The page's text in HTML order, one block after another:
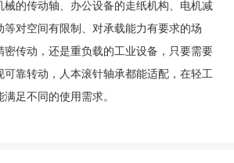
械的传动轴、办公设备的走纸机构、电机减
对空间有限制、对承载能力有要求的场
密传动，还是重负载的工业设备，只要需要
可靠转动，人本滚针轴承都能适配，在轻工
足不同的使用需求。